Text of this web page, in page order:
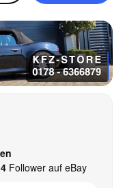
Follower auf eBay